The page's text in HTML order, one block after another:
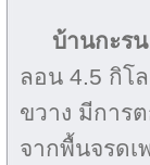
บ้านกะร
ลอน 4.5 กิโ
ขวาง มีการ
จากพื้นจรดเ